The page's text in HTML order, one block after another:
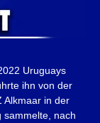
Uruguays
ihn von der
Alkmaar in der
sammelte, nach